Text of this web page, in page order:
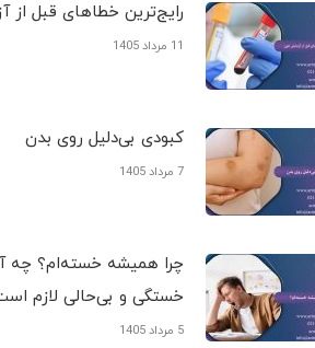
رایج‌ترین خطاهای قبل
11 مرداد 1405
کبودی‌ بی‌دلیل روی بدن
7 مرداد 1405
چرا همیشه خسته‌ام؟ چه
خستگی و بی‌حالی لازم
5 مرداد 1405